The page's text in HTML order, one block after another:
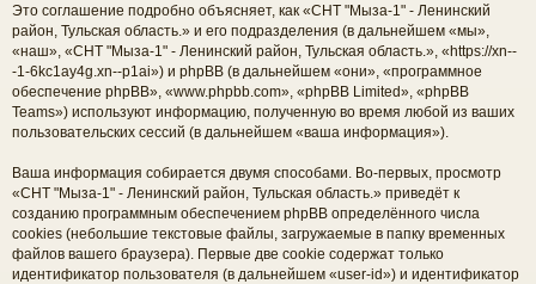
и
Это соглашение подробно объясняет, как «СНТ "Мыза-1" - Ленинский
район, Тульская область.» и его подразделения (в дальнейшем «мы»,
«наш», «СНТ "Мыза-1" - Ленинский район, Тульская область.», «https://xn--
-1-6kc1ay4g.xn--p1ai») и phpBB (в дальнейшем «они», «программное
обеспечение phpBB», «www.phpbb.com», «phpBB Limited», «phpBB
Teams») используют информацию, полученную во время любой из ваших
пользовательских сессий (в дальнейшем «ваша информация»).
Ваша информация собирается двумя способами. Во-первых, просмотр
«СНТ "Мыза-1" - Ленинский район, Тульская область.» приведёт к
созданию программным обеспечением phpBB определённого числа
cookies (небольшие текстовые файлы, загружаемые в папку временных
файлов вашего браузера). Первые две cookie содержат только
идентификатор пользователя (в дальнейшем «user-id») и идентификатор